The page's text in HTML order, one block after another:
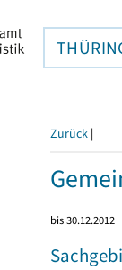
Zurück |
bis 30.12.2012